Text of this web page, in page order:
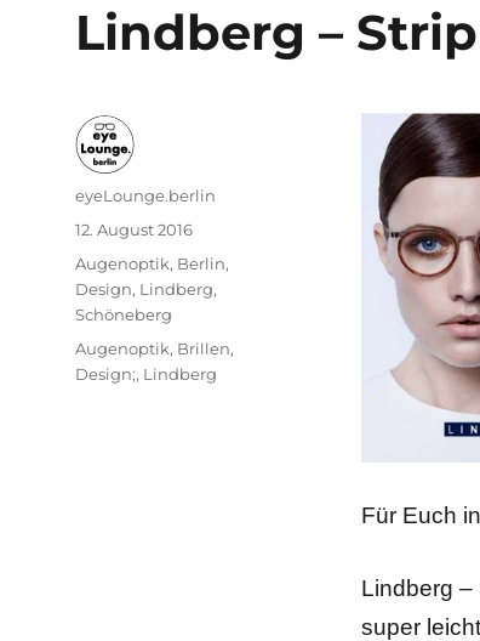
Lindberg –
Für Euch
Lindberg –
super
Autor
eyeLounge.berlin
Veröffentlicht
12. August 2016
Kategorien
Augenoptik, Berlin,
Design, Lindberg,
Schöneberg
Schlagwörter
Augenoptik, Brillen,
Design;, Lindberg